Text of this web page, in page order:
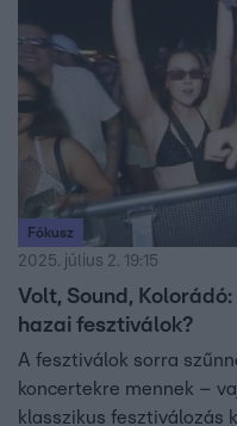
Fókusz
2025. július 2. 19:15
Volt, Sound,
hazai fesztiválok?
A fesztiválok sorra
koncertekre mennek –
klasszikus fesztiválozás